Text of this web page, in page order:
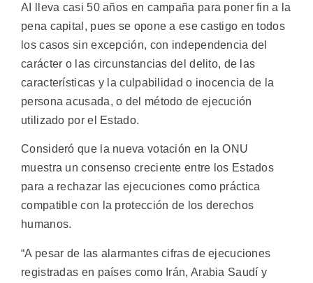
AI lleva casi 50 años en campaña para poner fin a la
pena capital, pues se opone a ese castigo en todos
los casos sin excepción, con independencia del
carácter o las circunstancias del delito, de las
características y la culpabilidad o inocencia de la
persona acusada, o del método de ejecución
utilizado por el Estado.
Consideró que la nueva votación en la ONU
muestra un consenso creciente entre los Estados
para a rechazar las ejecuciones como práctica
compatible con la protección de los derechos
humanos.
“A pesar de las alarmantes cifras de ejecuciones
registradas en países como Irán, Arabia Saudí y